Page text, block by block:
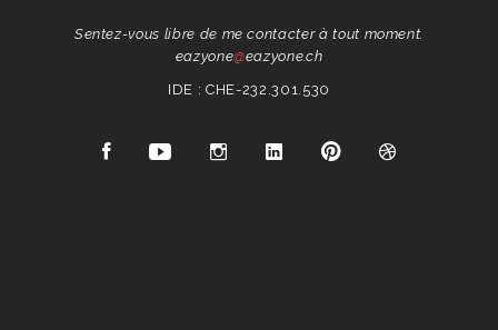
Sentez-vous libre de me contacter à tout moment.
eazyone@eazyone.ch
IDE : CHE-232.301.530